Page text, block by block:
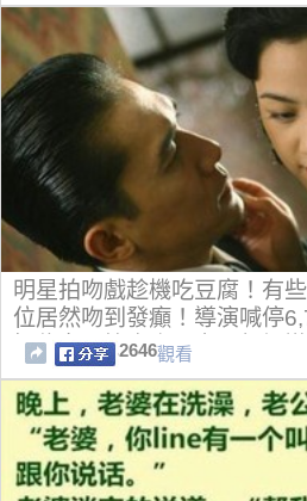
明星拍吻戲趁機吃豆腐！有
位居然吻到發癲！導演喊停
捉住女星拚命吻！完全無視導
2646觀看